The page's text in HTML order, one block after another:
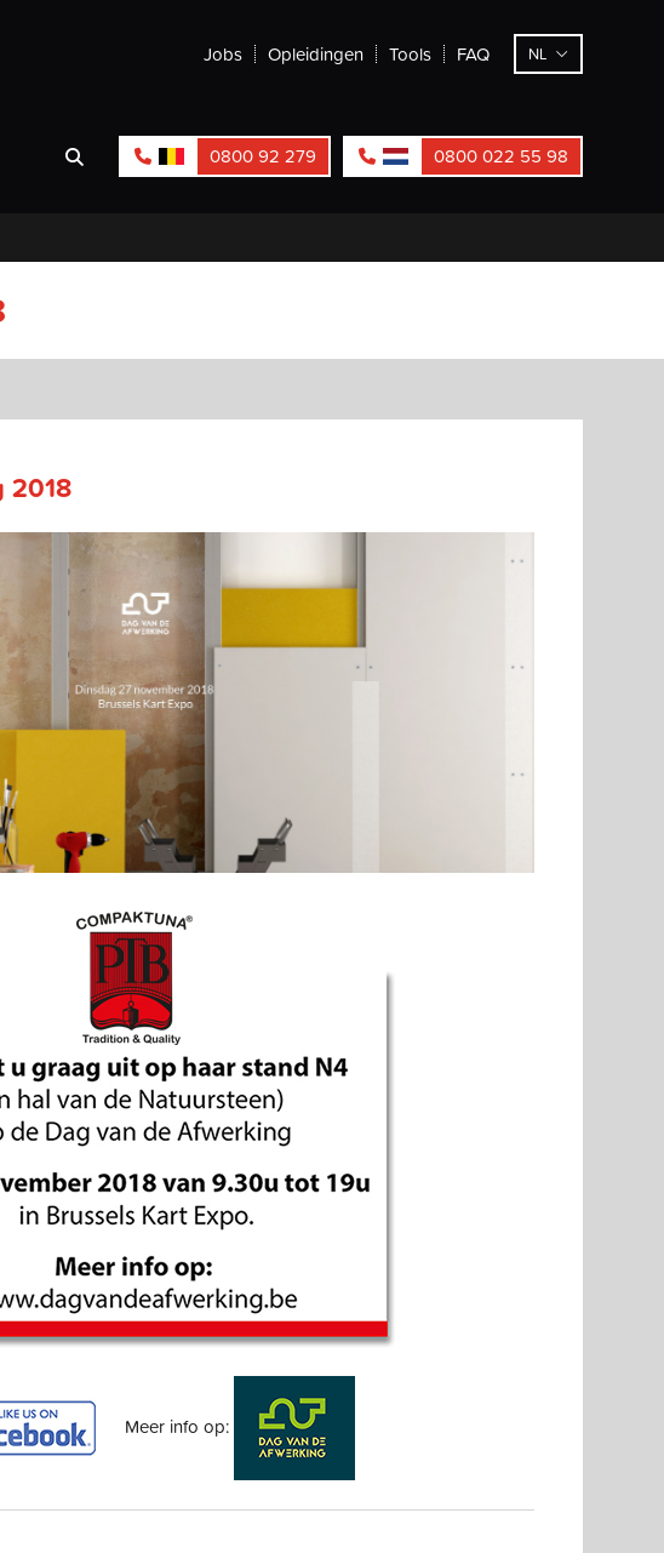
Jobs Opleidingen Tools FAQ NL
0800 92 279 0800 022 55 98
2018
Meer info op: